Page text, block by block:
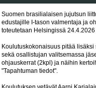
Suomen brasilialaisen jujutsun
edustajille I-tason valmentaja ja
toteutetaan Helsingissä
Koulutuskokonaisuus pitää
sekä osallistujan valitsemassa
ohjauskerrat (2kpl) ja näihin
"Tapahtuman tiedot".